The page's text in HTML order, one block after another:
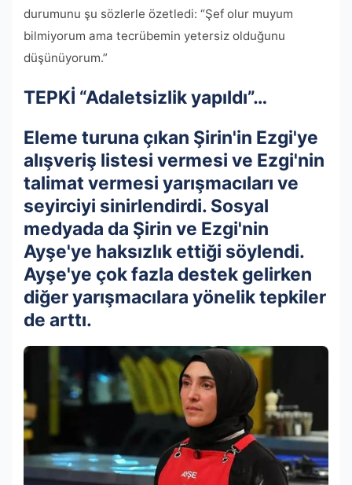
durumunu şu sözlerle özetledi: “Şef olur muyum
bilmiyorum ama tecrübemin yetersiz olduğunu
düşünüyorum.”
TEPKİ “Adaletsizlik yapıldı”…
Eleme turuna çıkan Şirin'in Ezgi'ye
alışveriş listesi vermesi ve Ezgi'nin
talimat vermesi yarışmacıları ve
seyirciyi sinirlendirdi. Sosyal
medyada da Şirin ve Ezgi'nin
Ayşe'ye haksızlık ettiği söylendi.
Ayşe'ye çok fazla destek gelirken
diğer yarışmacılara yönelik tepkiler
de arttı.